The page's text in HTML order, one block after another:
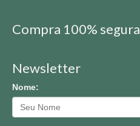
Compra 100% segura
Newsletter
Nome: